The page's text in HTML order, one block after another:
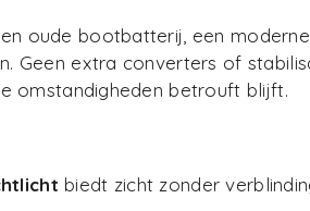
oude bootbatterij, een
Geen extra converters of
omstandigheden betrouft blijft.
biedt zicht zonder